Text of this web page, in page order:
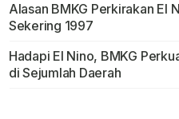
Alasan BMKG Perkirakan El
Sekering 1997
Hadapi El Nino, BMKG
di Sejumlah Daerah